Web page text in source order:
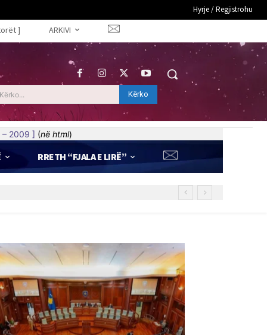
Hyrje / Regjistrohu
] ARKIVI
Kërko
2009 ] (në html)
RRETH “FJALA E LIRË”